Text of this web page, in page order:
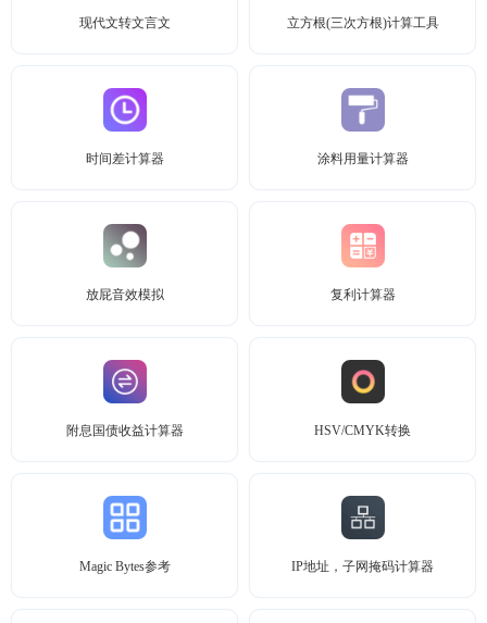
现代文转文言文 立方根(三次方根)计算工具
时间差计算器 涂料用量计算器
放屁音效模拟 复利计算器
附息国债收益计算器 HSV/CMYK转换
Magic Bytes参考 IP地址，子网掩码计算器